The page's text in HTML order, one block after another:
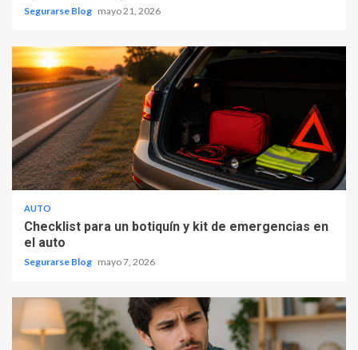
Segurarse Blog mayo 21, 2026
AUTO
Checklist para un botiquín y kit de emergencias en
el auto
Segurarse Blog mayo 7, 2026